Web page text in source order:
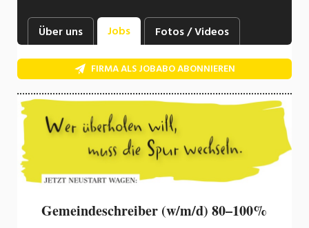
Industrie, Maschinenbau, Anlagenbau,
Produktion
Informatik, Telekommunikation
Kaufm. Berufe, Kundendienst, Verwaltung
Körperpflege, Wellness
Marketing, Kommunikation, Medien, Druck
Mechanik, Elektronik, Optik, Textil (Fertigung)
Medizin, Gesundheitswesen, Pflege
Über uns Jobs Fotos / Videos
FIRMA ALS JOBABO ABONNIEREN
Gemeindeschreiber (w/m/d) 80–100%